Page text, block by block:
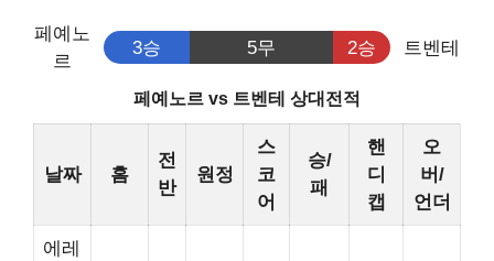
페예노
르
3승 5무 2승 트벤테
페예노르 vs 트벤테 상대전적
날짜 홈
전
반
원정
스
코
어
승/
패
핸
디
캡
오
버/
언더
에레